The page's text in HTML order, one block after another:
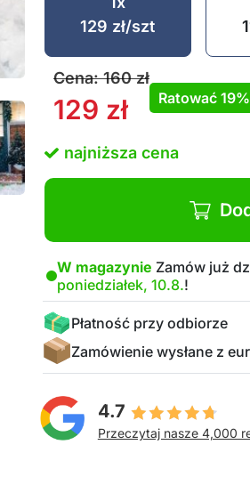
129 zł/szt
Cena:160zł
129 zł Ratować 19%
najniższa cena
W magazynie Zamów już
poniedziałek, 10.8.!
Płatność przy odbiorze
Zamówienie wysłane z
4.7
Przeczytaj nasze 4,000